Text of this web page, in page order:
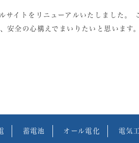
サイトをリニューアルいたしました。
安全の心構えでまいりたいと思います
蓄電池 オール電化 電気